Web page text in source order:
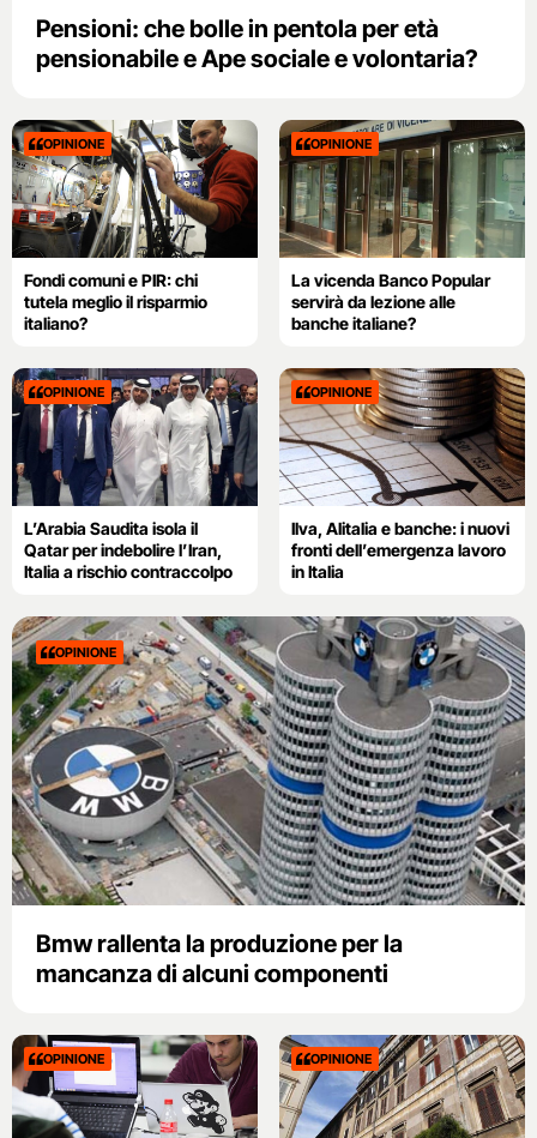
Pensioni: che bolle in pentola per età
pensionabile e Ape sociale e volontaria?
OPINIONE
Fondi comuni e PIR: chi
tutela meglio il risparmio
italiano?
OPINIONE
La vicenda Banco Popular
servirà da lezione alle
banche italiane?
OPINIONE
L’Arabia Saudita isola il
Qatar per indebolire l’Iran,
Italia a rischio contraccolpo
OPINIONE
Ilva, Alitalia e banche: i nuovi
fronti dell’emergenza lavoro
in Italia
OPINIONE
Bmw rallenta la produzione per la
mancanza di alcuni componenti
OPINIONE OPINIONE